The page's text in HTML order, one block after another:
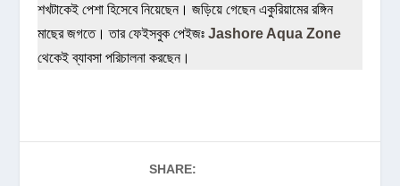
শখটাকেই পেশা হিসেবে নিয়েছেন। জড়িয়ে গেছেন একুরিয়ামের রঙ্গিন
মাছের জগতে। তার ফেইসবুক পেইজঃJashore Aqua Zone
থেকেই ব্যাবসা পরিচালনা করছেন।
SHARE: